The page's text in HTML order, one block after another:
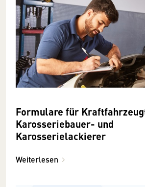
Formulare für
Karosseriebauer- und
Karosserielackierer
Weiterlesen